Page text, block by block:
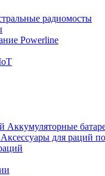
радиомосты
Powerline
Аккумуляторные
Аксессуары для раций